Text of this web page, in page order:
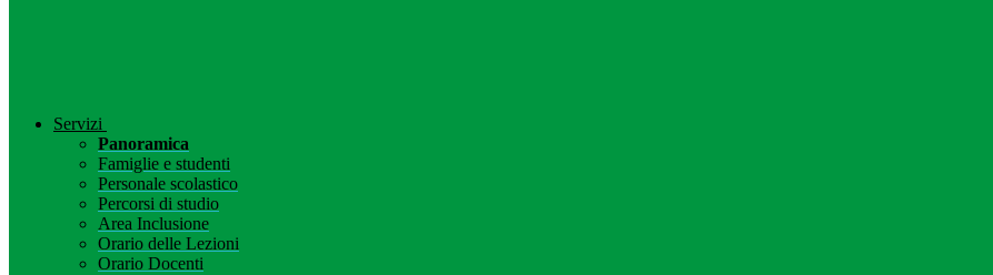
Servizi
Panoramica
Famiglie e studenti
Personale scolastico
Percorsi di studio
Area Inclusione
Orario delle Lezioni
Orario Docenti